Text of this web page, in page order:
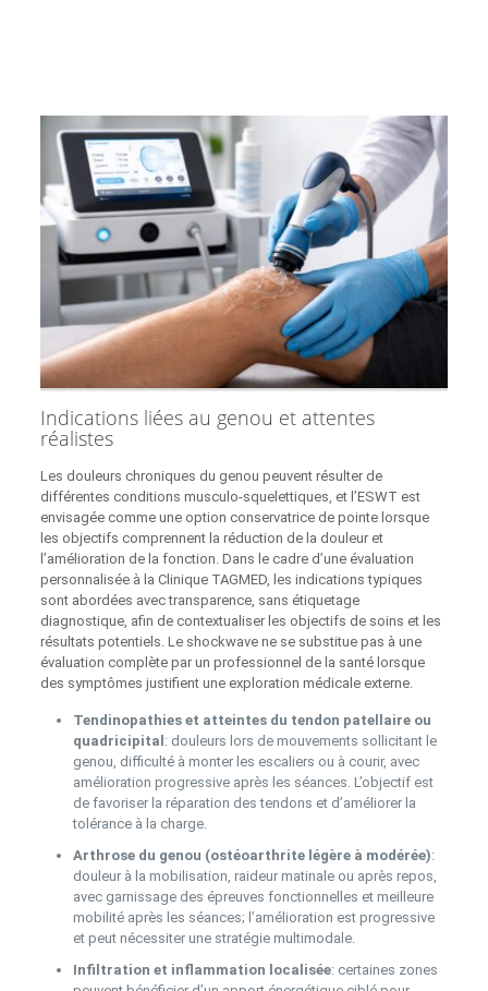
Indications liées au genou et attentes
réalistes
Les douleurs chroniques du genou peuvent résulter de
différentes conditions musculo-squelettiques, et l’ESWT est
envisagée comme une option conservatrice de pointe lorsque
les objectifs comprennent la réduction de la douleur et
l’amélioration de la fonction. Dans le cadre d’une évaluation
personnalisée à la Clinique TAGMED, les indications typiques
sont abordées avec transparence, sans étiquetage
diagnostique, afin de contextualiser les objectifs de soins et les
résultats potentiels. Le shockwave ne se substitue pas à une
évaluation complète par un professionnel de la santé lorsque
des symptômes justifient une exploration médicale externe.
Tendinopathies et atteintes du tendon patellaire ou
quadricipital : douleurs lors de mouvements sollicitant le
genou, difficulté à monter les escaliers ou à courir, avec
amélioration progressive après les séances. L’objectif est
de favoriser la réparation des tendons et d’améliorer la
tolérance à la charge.
Arthrose du genou (ostéoarthrite légère à modérée):
douleur à la mobilisation, raideur matinale ou après repos,
avec garnissage des épreuves fonctionnelles et meilleure
mobilité après les séances; l’amélioration est progressive
et peut nécessiter une stratégie multimodale.
Infiltration et inflammation localisée: certaines zones